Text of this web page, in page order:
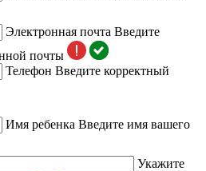
Электронная почта Введите
почты
Телефон Введите корректный
Имя ребенка Введите имя вашего
Укажите